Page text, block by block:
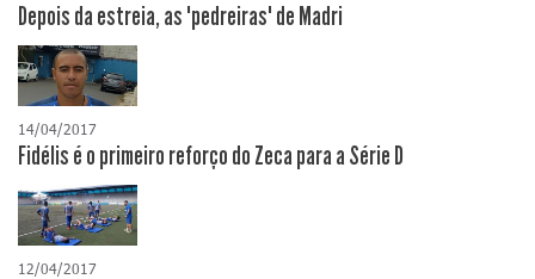
Depois da estreia, as "pedreiras" de Madri
14/04/2017
Fidélis é o primeiro reforço do Zeca para a Série D
12/04/2017